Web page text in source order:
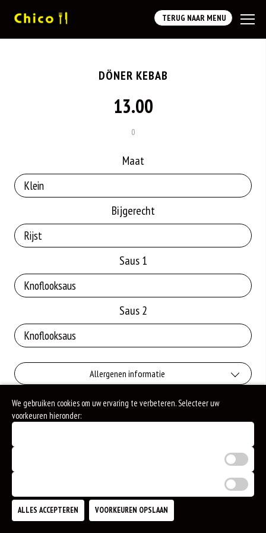
TERUG NAAR MENU
DÖNER KEBAB
13.00
0
Maat
Bijgerecht
Saus 1
Saus 2
Allergenen informatie
Geen aangegeven allergenen.
We gebruiken cookies om uw ervaring te verbeteren. Selecteer uw
voorkeuren hieronder:
ALLES ACCEPTEREN VOORKEUREN OPSLAAN